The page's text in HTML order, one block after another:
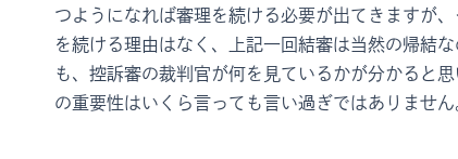
つようになれば審理を続ける必要が出てきますが
を続ける理由はなく、上記一回結審は当然の帰結
も、控訴審の裁判官が何を見ているかが分かると
の重要性はいくら言っても言い過ぎではありません